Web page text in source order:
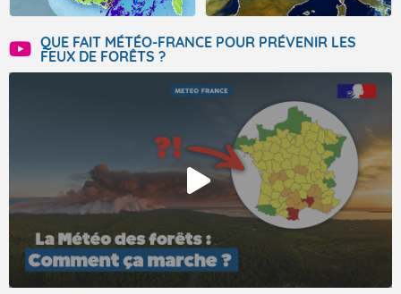
QUE FAIT MÉTÉO-FRANCE POUR PRÉVENIR LES
FEUX DE FORÊTS ?